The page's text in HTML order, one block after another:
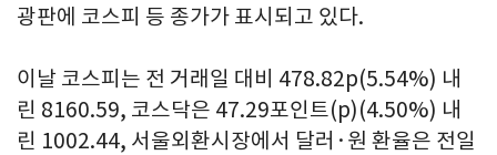
광판에 코스피 등 종가가 표시되고 있다.
이날 코스피는 전 거래일 대비 478.82p(5.54%) 내
린 8160.59, 코스닥은 47.29포인트(p)(4.50%) 내
린 1002.44, 서울외환시장에서 달러·원 환율은 전일